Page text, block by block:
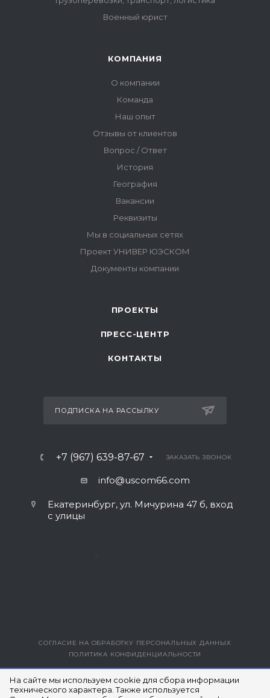
На сайте мы используем cookie для сбора информации
технического характера. Также используется
ПРОЕКТЫ
ПРЕСС-ЦЕНТР
КОНТАКТЫ
ПОДПИСКА НА РАССЫЛКУ
+7 (967) 639-87-67 ЗАКАЗАТЬ ЗВОНОК
info@uscom66.com
Екатеринбург, ул. Мичурина 47 б, вход
с улицы
>
ВЕРСИЯ ДЛЯ ПЕЧАТИ
СОГЛАСИЕ НА ОБРАБОТКУ ПЕРСОНАЛЬНЫХ ДАННЫХ
ПОЛИТИКА КОНФИДЕНЦИАЛЬНОСТИ